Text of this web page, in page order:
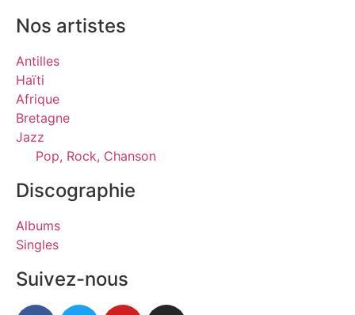
Nos artistes
Antilles
Haïti
Afrique
Bretagne
Jazz
Pop, Rock, Chanson
Discographie
Albums
Singles
Suivez-nous